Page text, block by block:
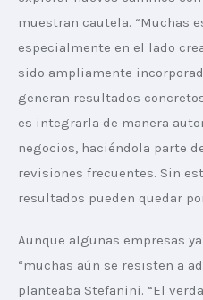
muestran cautela. “Muchas
especialmente en el lado
sido ampliamente
generan resultados
es integrarla de manera
negocios, haciéndola parte
revisiones frecuentes. Sin
resultados pueden quedar
Aunque algunas empresas
“muchas aún se resisten a
planteaba Stefanini. “El